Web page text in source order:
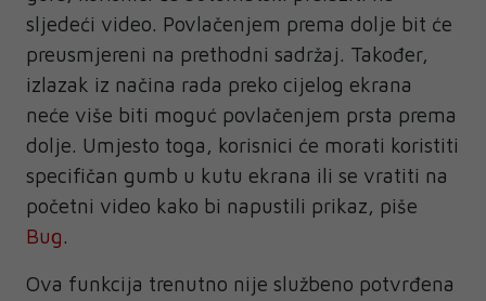
sljedeći video. Povlačenjem prema dolje bit će
preusmjereni na prethodni sadržaj. Također,
izlazak iz načina rada preko cijelog ekrana
neće više biti moguć povlačenjem prsta prema
dolje. Umjesto toga, korisnici će morati koristiti
specifičan gumb u kutu ekrana ili se vratiti na
početni video kako bi napustili prikaz, piše
Bug.
Ova funkcija trenutno nije službeno potvrđena